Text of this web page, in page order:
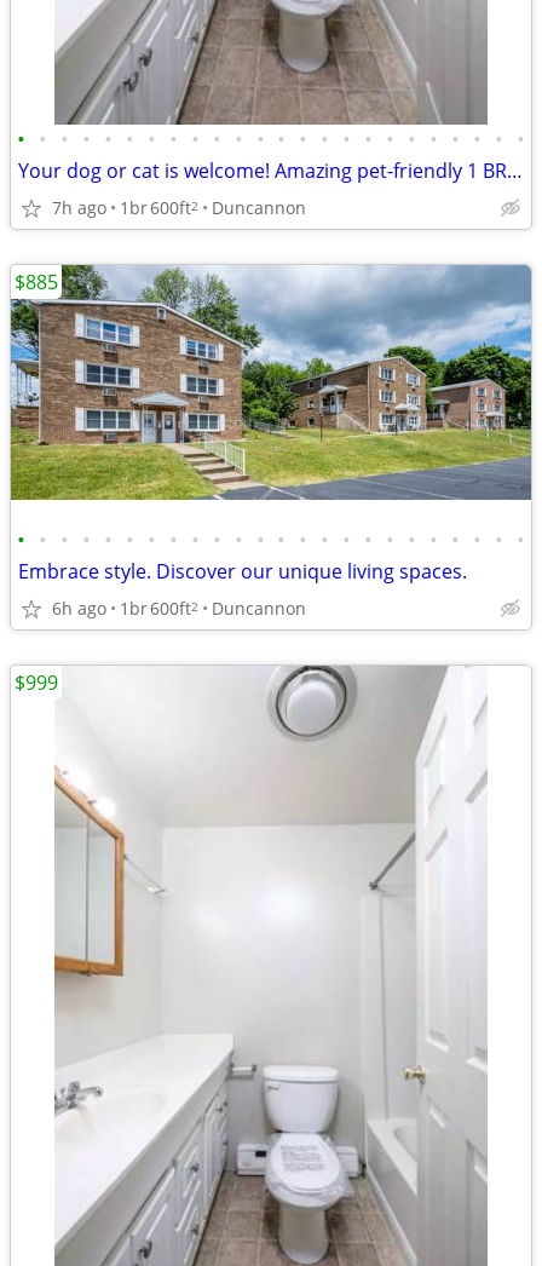
• • • • • • • • • • • • • • • • • • • • • • • •
Your dog or cat is welcome! Amazing pet-friendly 1 BR / 1 BA!
7h ago 1br600ft2 Duncannon
• • • • • • • • • • • • • • • • • • • • • • • •
Embrace style. Discover our unique living spaces.
6h ago 1br600ft2 Duncannon
$885
$999